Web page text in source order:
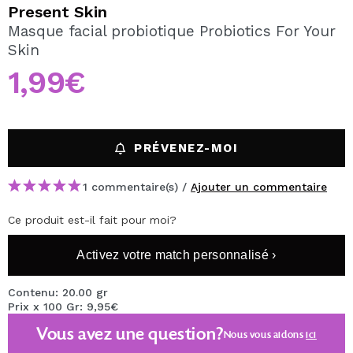
En créant un compte sur Maquibeauty.fr vous pourrez
effectuer vos achats rapidement, vérifier l'état de vos
Present Skin
Masque facial probiotique Probiotics For Your
Skin
1,99€
PRÉVENEZ-MOI
1 commentaire(s) / Ajouter un commentaire
Ce produit est-il fait pour moi?
Activez votre match personnalisé ›
Contenu: 20.00 gr
Prix x 100 Gr: 9,95€
Vous avez une question?Nous vous aidonsici